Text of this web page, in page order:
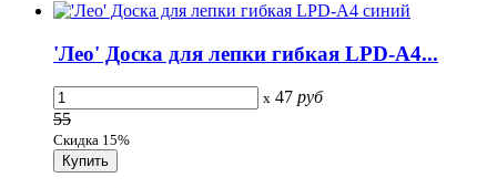
'Лео' Доска для лепки гибкая LPD-A4...
x 47 руб
55
Скидка 15%